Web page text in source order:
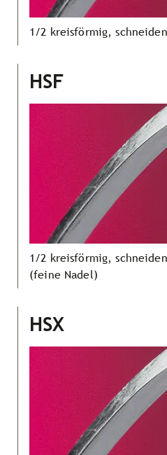
1/2 kreisförmig,
HSF
1/2 kreisförmig,
(feine Nadel)
HSX